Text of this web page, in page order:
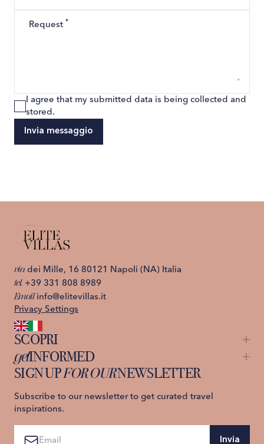
Request *
I agree that my submitted data is being collected and
stored.
Invia messaggio
viadei Mille, 16 80121 Napoli (NA) Italia
tel. +39 331 808 8989
Email info@elitevillas.it
Privacy Settings
SCOPRI
Capri
St. Moritz
Ischia
Lago di Como
Costiera Amalfitana
Sicilia
getINFORMED
About us
Privacy Policy
Termini e Condizioni
SIGN UPFOR OURNEWSLETTER
Subscribe to our newsletter to get curated travel
inspirations.
Invia